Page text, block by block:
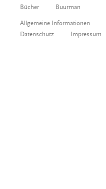
Bücher Buurman
Allgemeine Informationen
Datenschutz
Impressum